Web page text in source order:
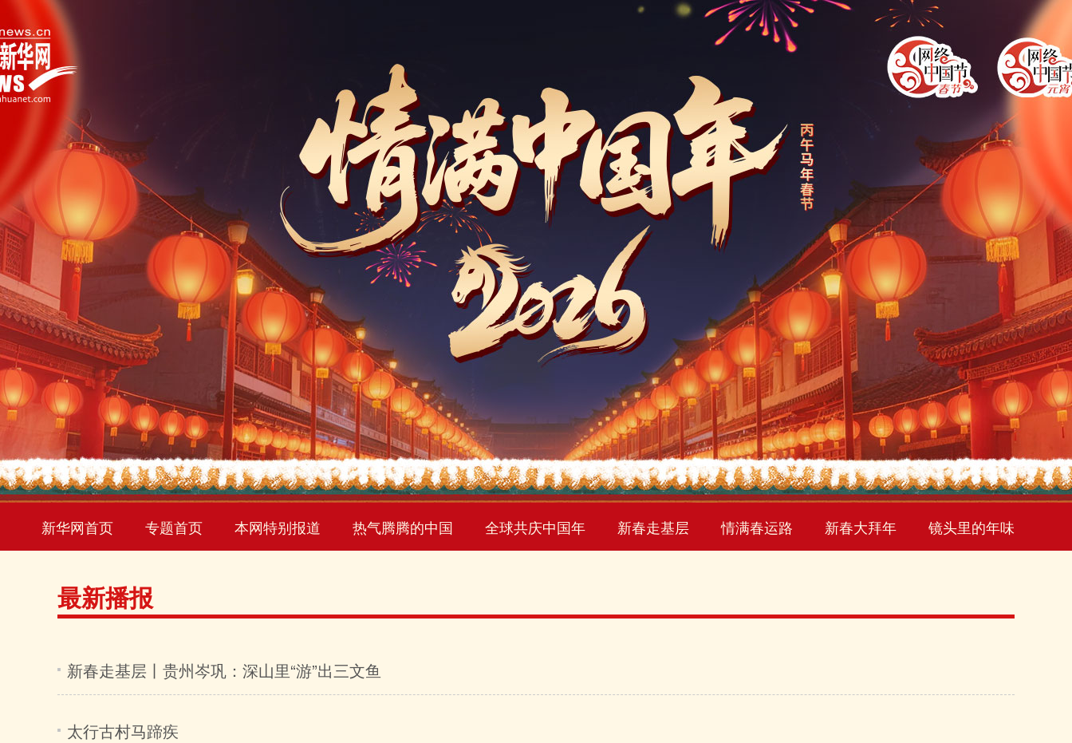
新华网首页 专题首页 本网特别报道 热气腾腾的中国 全球共庆中国年 新春走基层 情满春运路 新春大拜年 镜头里的年味
最新播报
新春走基层丨贵州岑巩：深山里“游”出三文鱼
太行古村马蹄疾